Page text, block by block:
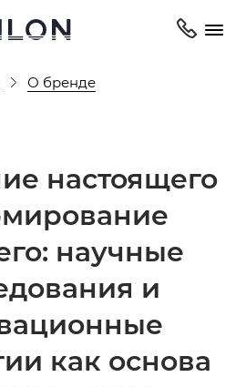
О бренде
настоящего
научные
и
как основа